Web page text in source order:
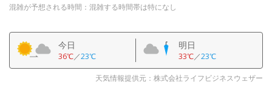
混雑が予想される時間：混雑する時間帯は特になし
今日
36℃／23℃
明日
33℃／23℃
天気情報提供元：株式会社ライフビジネスウェザー